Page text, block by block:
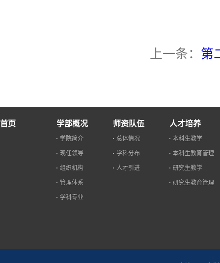
上一条： 第
首页 学部概况
学院简介
现任领导
组织机构
管理体系
学科专业
师资队伍
总体情况
学科分布
人才引进
人才培养
本科生教学
本科生教育管理
研究生教学
研究生教育管理